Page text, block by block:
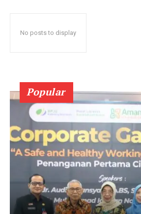
No posts to display
Popular